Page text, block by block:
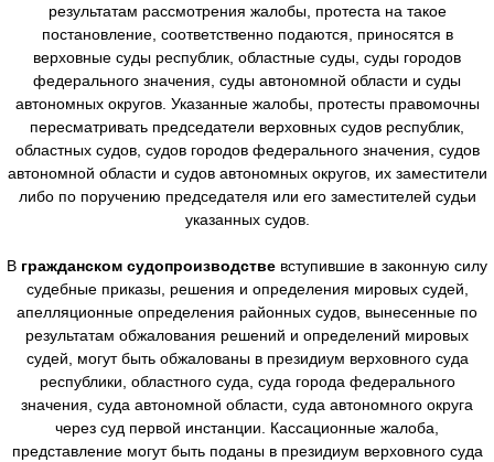
результатам рассмотрения жалобы, протеста на такое
постановление, соответственно подаются, приносятся в
верховные суды республик, областные суды, суды городов
федерального значения, суды автономной области и суды
автономных округов. Указанные жалобы, протесты правомочны
пересматривать председатели верховных судов республик,
областных судов, судов городов федерального значения, судов
автономной области и судов автономных округов, их заместители
либо по поручению председателя или его заместителей судьи
указанных судов.
В гражданском судопроизводстве вступившие в законную силу
судебные приказы, решения и определения мировых судей,
апелляционные определения районных судов, вынесенные по
результатам обжалования решений и определений мировых
судей, могут быть обжалованы в президиум верховного суда
республики, областного суда, суда города федерального
значения, суда автономной области, суда автономного округа
через суд первой инстанции. Кассационные жалоба,
представление могут быть поданы в президиум верховного суда